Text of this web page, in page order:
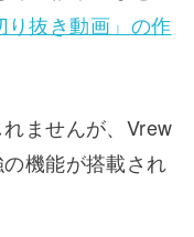
り抜き動画」の作
ませんが、Vrew
機能が搭載され